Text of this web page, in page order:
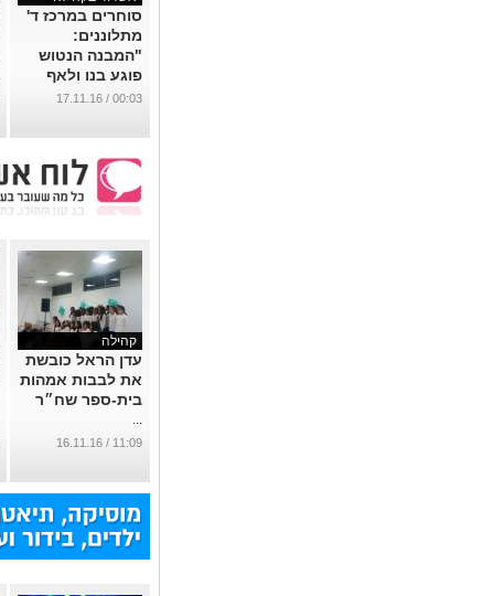
סוחרים במרכז ד'
מתלוננים:
"המבנה הנטוש
פוגע בנו ולאף
אחד לא אכפת"
00:03 / 17.11.16
קהילה
עדן הראל כובשת
את לבבות אמהות
בית-ספר שח״ר
...
11:09 / 16.11.16